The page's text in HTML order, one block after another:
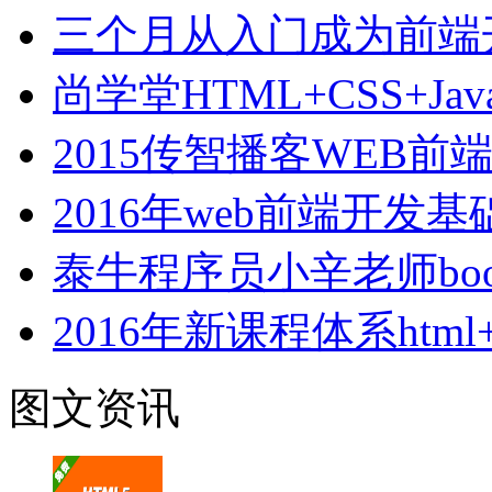
三个月从入门成为前
尚学堂
2015传智播客WEB前
2016年web前端开发基
泰牛程序员小辛老师
2016年新课程体系
图文资讯